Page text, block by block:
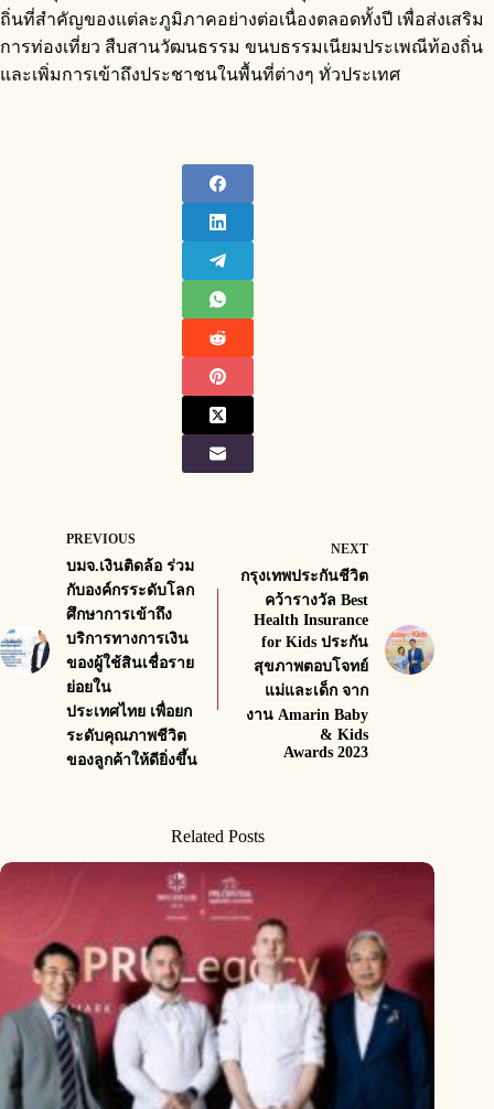
ถิ่นที่สำคัญของแต่ละภูมิภาคอย่างต่อเนื่องตลอดทั้งปี เพื่อส่งเสริม
การท่องเที่ยว สืบสานวัฒนธรรม ขนบธรรมเนียมประเพณีท้องถิ่น
และเพิ่มการเข้าถึงประชาชนในพื้นที่ต่างๆ ทั่วประเทศ
PREVIOUS
บมจ.เงินติดล้อ ร่วม
กับองค์กรระดับโลก
ศึกษาการเข้าถึง
บริการทางการเงิน
ของผู้ใช้สินเชื่อราย
ย่อยใน
ประเทศไทย เพื่อยก
ระดับคุณภาพชีวิต
ของลูกค้าให้ดียิ่งขึ้น
NEXT
กรุงเทพประกันชีวิต
คว้ารางวัล Best
Health Insurance
for Kids ประกัน
สุขภาพตอบโจทย์
แม่และเด็ก จาก
งาน Amarin Baby
& Kids
Awards 2023
Related Posts